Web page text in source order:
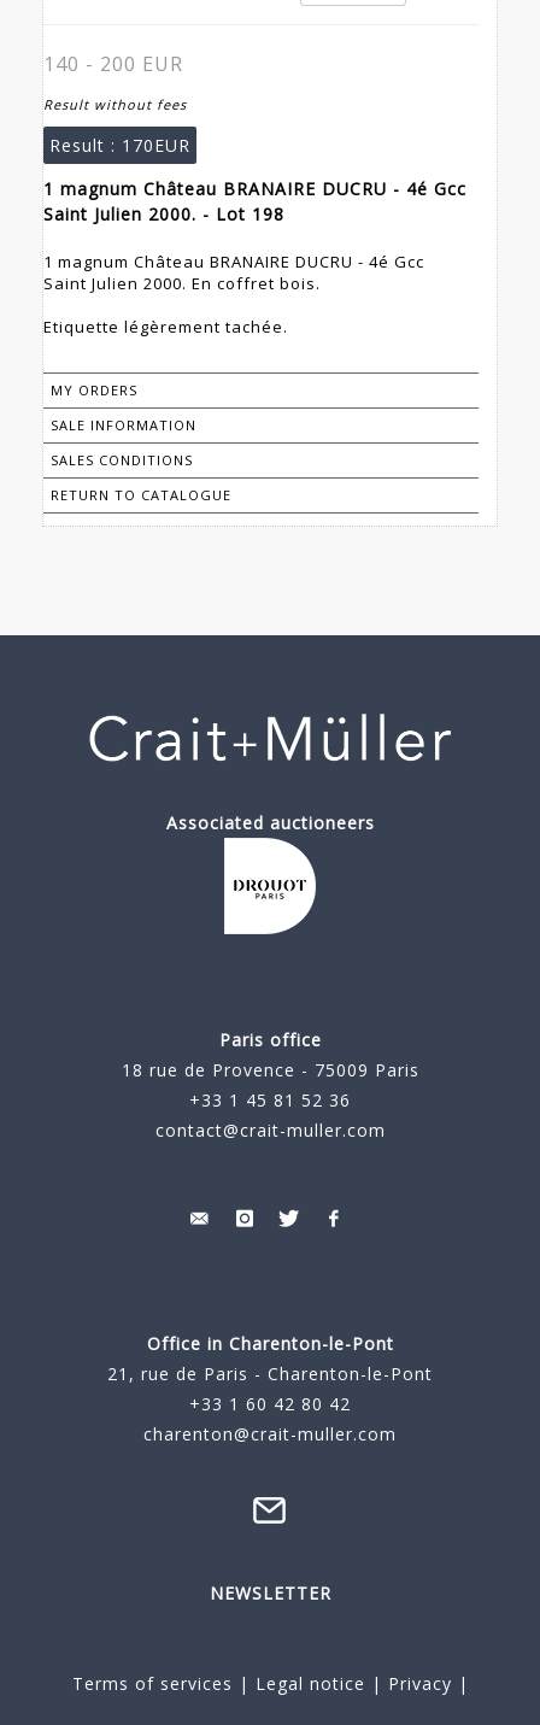
140 - 200 EUR
Result without fees
Result : 170EUR
1 magnum Château BRANAIRE DUCRU - 4é Gcc
Saint Julien 2000. - Lot 198
1 magnum Château BRANAIRE DUCRU - 4é Gcc
Saint Julien 2000. En coffret bois.
Etiquette légèrement tachée.
MY ORDERS
SALE INFORMATION
SALES CONDITIONS
RETURN TO CATALOGUE
Associated auctioneers
Paris office
18 rue de Provence - 75009 Paris
+33 1 45 81 52 36
contact@crait-muller.com
Office in Charenton-le-Pont
21, rue de Paris - Charenton-le-Pont
+33 1 60 42 80 42
charenton@crait-muller.com
NEWSLETTER
Terms of services | Legal notice | Privacy |